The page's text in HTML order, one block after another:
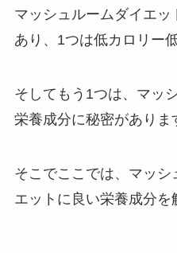
マッシュルームダイエ
あり、1つは低カロリー
そしてもう1つは、マッ
栄養成分に秘密がありま
そこでここでは、マッシ
エットに良い栄養成分を